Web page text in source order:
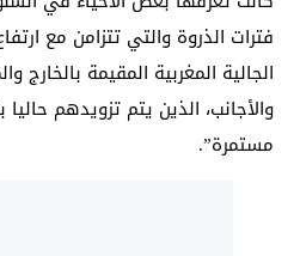
فترات الذروة والتي تتزامن مع
الجالية المغربية المقيمة بالخارج
والأجانب، الذين يتم تزويدهم
مستمرة”.